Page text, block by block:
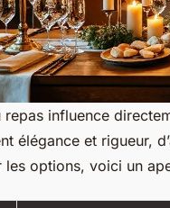
influence
élégance et rigueur,
les options, voici un